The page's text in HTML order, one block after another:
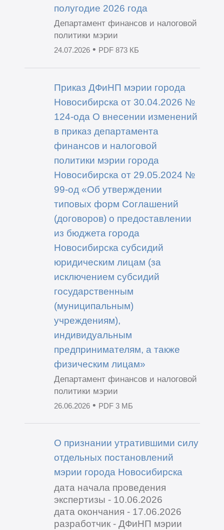
полугодие 2026 года
Департамент финансов и налоговой
политики мэрии
24.07.2026• PDF 873 КБ
Приказ ДФиНП мэрии города
Новосибирска от 30.04.2026 №
124-ода О внесении изменений
в приказ департамента
финансов и налоговой
политики мэрии города
Новосибирска от 29.05.2024 №
99-од «Об утверждении
типовых форм Соглашений
(договоров) о предоставлении
из бюджета города
Новосибирска субсидий
юридическим лицам (за
исключением субсидий
государственным
(муниципальным)
учреждениям),
индивидуальным
предпринимателям, а также
физическим лицам»
Департамент финансов и налоговой
политики мэрии
26.06.2026• PDF 3 МБ
О признании утратившими силу
отдельных постановлений
мэрии города Новосибирска
дата начала проведения
экспертизы - 10.06.2026
дата окончания - 17.06.2026
разработчик - ДФиНП мэрии